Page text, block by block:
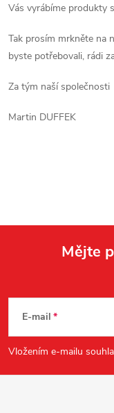
Vás vyrábíme produkty
Tak prosím mrkněte na
byste potřebovali, rádi
Za tým naší společnosti
Martin DUFFEK
p
a
Mějte
E-mail
Vložením e-mailu